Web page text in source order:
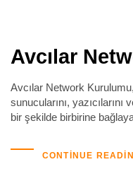
Avcılar
Avcılar Network
sunucularını, yazıcılarını
bir şekilde birbirine
CONTINUE